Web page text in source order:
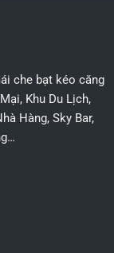
che bạt kéo căng
Khu Du Lịch,
Hàng, Sky Bar,